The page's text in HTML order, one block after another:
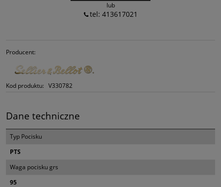
lub
tel: 413617021
Producent:
Kod produktu: V330782
Dane techniczne
Typ Pocisku
PTS
Waga pocisku grs
95